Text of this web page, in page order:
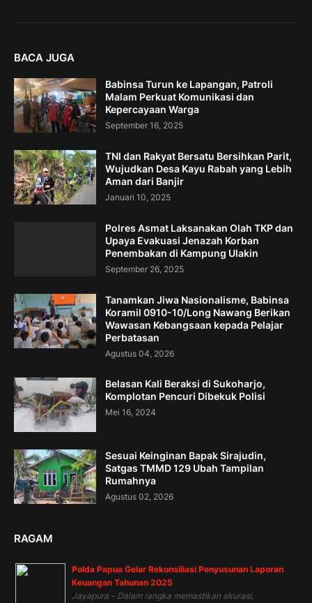
BACA JUGA
Babinsa Turun ke Lapangan, Patroli
Malam Perkuat Komunikasi dan
Kepercayaan Warga
September 16, 2025
TNI dan Rakyat Bersatu Bersihkan Parit,
Wujudkan Desa Kayu Rabah yang Lebih
Aman dari Banjir
Januari 10, 2025
Polres Asmat Laksanakan Olah TKP dan
Upaya Evakuasi Jenazah Korban
Penembakan di Kampung Ulakin
September 26, 2025
Tanamkan Jiwa Nasionalisme, Babinsa
Koramil 0910-10/Long Nawang Berikan
Wawasan Kebangsaan kepada Pelajar
Perbatasan
Agustus 04, 2026
Belasan Kali Beraksi di Sukoharjo,
Komplotan Pencuri Dibekuk Polisi
Mei 16, 2024
Sesuai Keinginan Bapak Sirajudin,
Satgas TMMD 129 Ubah Tampilan
Rumahnya
Agustus 02, 2026
RAGAM
Polda Papua Gelar Rekonsiliasi Penyusunan Laporan
Keuangan Tahunan 2025
Jayapura – Dalam rangka memastikan akurasi,